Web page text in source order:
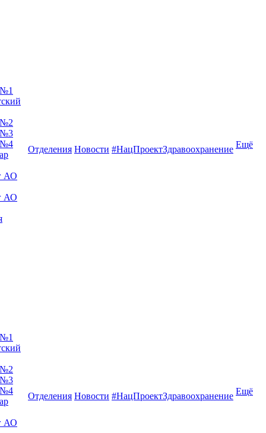
№2
№3
№4
АО
АО
Отделения Новости #НацПроектЗдравоохранение Ещё
№2
№3
№4
АО
Отделения Новости #НацПроектЗдравоохранение Ещё